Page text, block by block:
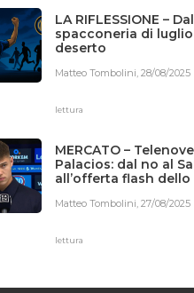
LA RIFLESSIONE –
spacconeria di
deserto
Matteo Tombolini,28/08/2025
lettura
MERCATO –
Palacios: dal no al
all’offerta flash
Matteo Tombolini,27/08/2025
lettura